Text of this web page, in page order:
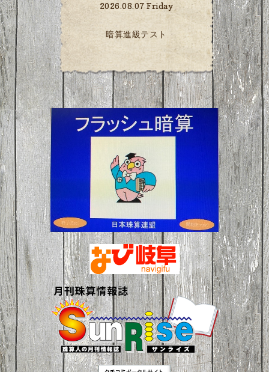
2026.08.07 Friday
暗算進級テスト